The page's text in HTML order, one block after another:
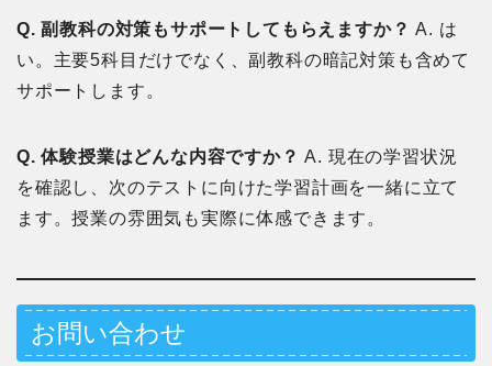
Q. 副教科の対策もサポートしてもらえますか？ A. は
い。主要5科目だけでなく、副教科の暗記対策も含めて
サポートします。
Q. 体験授業はどんな内容ですか？ A. 現在の学習状況
を確認し、次のテストに向けた学習計画を一緒に立て
ます。授業の雰囲気も実際に体感できます。
お問い合わせ